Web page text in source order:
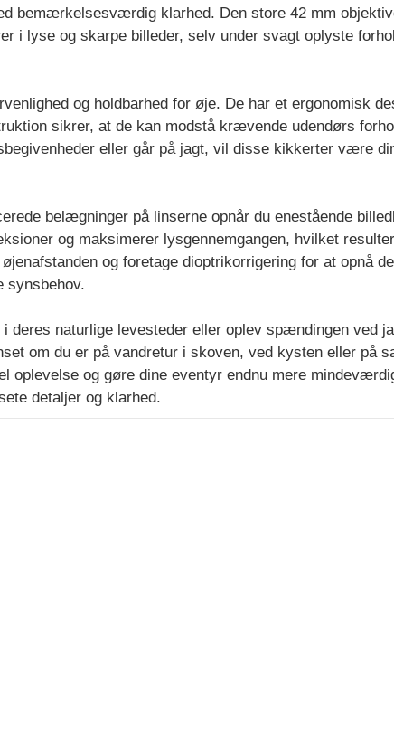
bemærkelsesværdig klarhed. Den store 42 mm
i lyse og skarpe billeder, selv under svagt oplyste
og holdbarhed for øje. De har et ergonomisk
sikrer, at de kan modstå krævende udendørs
eller går på jagt, vil disse kikkerter være
belægninger på linserne opnår du enestående
og maksimerer lysgennemgangen, hvilket
og foretage dioptrikorrigering for at opnå
synsbehov.
deres naturlige levesteder eller oplev spændingen ved
om du er på vandretur i skoven, ved kysten eller på
oplevelse og gøre dine eventyr endnu mere
detaljer og klarhed.